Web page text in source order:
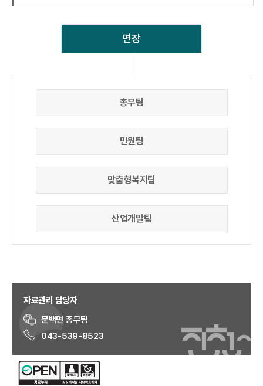
면장
총무팀
민원팀
맞춤형복지팀
산업개발팀
자료관리 담당자
문백면 총무팀
043-539-8523